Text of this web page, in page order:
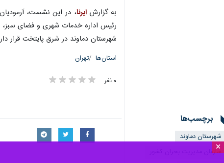
×
به گزارشایرنا، در این نشست،
رئیس اداره خدمات شهری و فضای سبز،
شهرستان دماوند در شرق پایتخت قرار
استان‌ها تهران
۰ نفر
برچسب‌ها
شهرستان دماوند
سازمان مدیریت بحران کشور